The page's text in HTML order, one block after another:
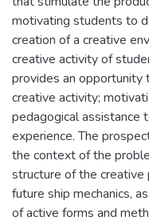
motivating students to
creation of a creative
creative activity of
provides an
creative activity;
pedagogical assistance
experience. The
the context of the
structure of the
future ship mechanics,
of active forms and